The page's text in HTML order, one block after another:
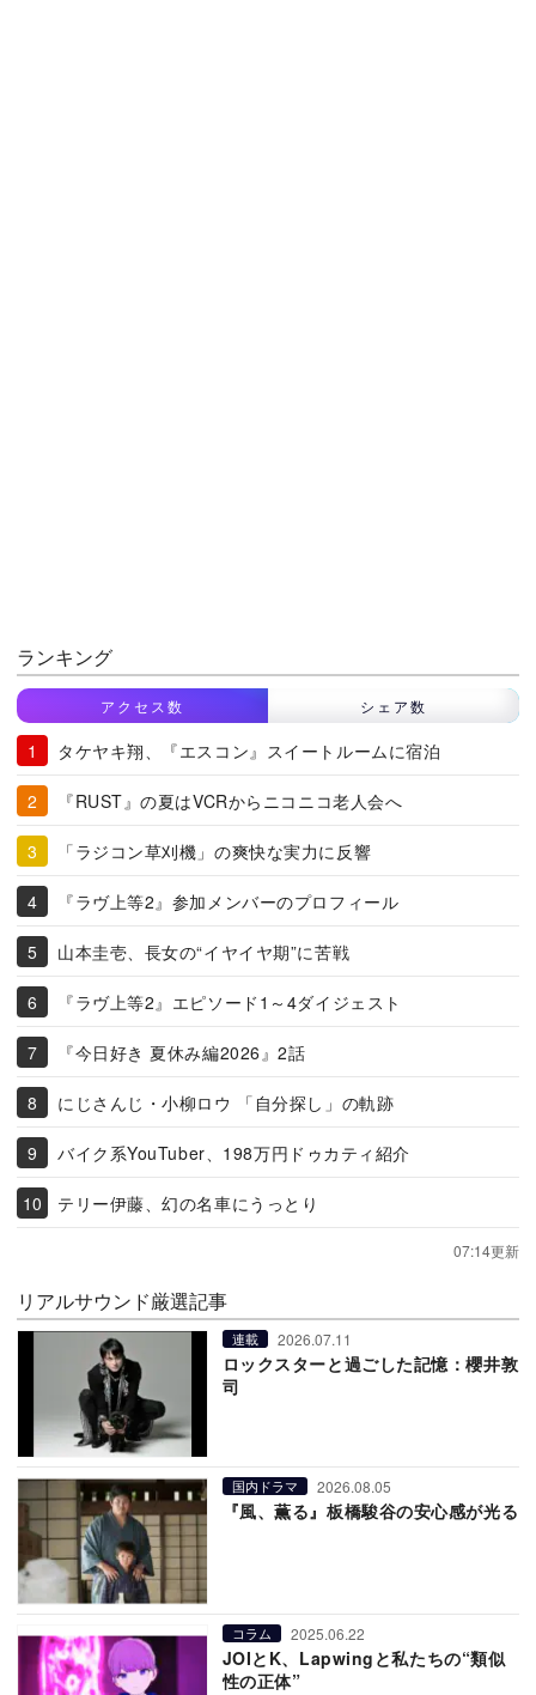
ランキング
アクセス数 シェア数
タケヤキ翔、『エスコン』スイートルームに宿泊
『RUST』の夏はVCRからニコニコ老人会へ
「ラジコン草刈機」の爽快な実力に反響
『ラヴ上等2』参加メンバーのプロフィール
山本圭壱、長女の“イヤイヤ期”に苦戦
『ラヴ上等2』エピソード1～4ダイジェスト
『今日好き 夏休み編2026』2話
にじさんじ・小柳ロウ 「自分探し」の軌跡
バイク系YouTuber、198万円ドゥカティ紹介
テリー伊藤、幻の名車にうっとり
07:14更新
リアルサウンド厳選記事
連載 2026.07.11
ロックスターと過ごした記憶：櫻井敦
司
国内ドラマ 2026.08.05
『風、薫る』板橋駿谷の安心感が光る
コラム 2025.06.22
JOIとK、Lapwingと私たちの“類似
性の正体”